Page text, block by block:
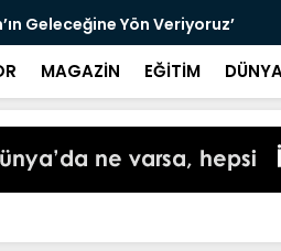
Geleceğine Yön Veriyoruz’
MAGAZİN EĞİTİM